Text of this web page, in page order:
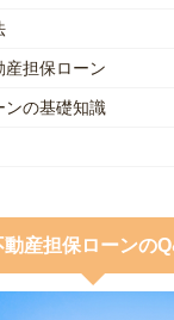
産担保ローン
ンの基礎知識
動産担保ローンの